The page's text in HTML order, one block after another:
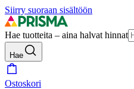
Siirry suoraan sisältöön
Hae tuotteita – aina halvat hinnat
Hae
Ostoskori